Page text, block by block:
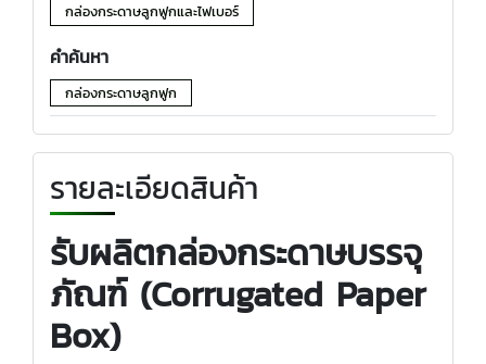
กล่องกระดาษลูกฟูกและไฟเบอร์
คำค้นหา
กล่องกระดาษลูกฟูก
รายละเอียดสินค้า
รับผลิตกล่องกระดาษบรรจุ
ภัณฑ์ (Corrugated Paper
Box)